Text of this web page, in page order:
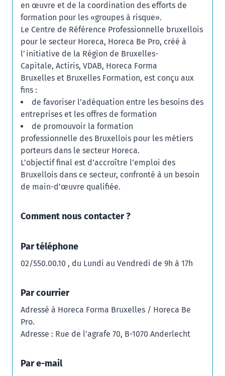
en œuvre et de la coordination des efforts de
formation pour les «groupes à risque».
Le Centre de Référence Professionnelle bruxellois
pour le secteur Horeca, Horeca Be Pro, créé à
l’initiative de la Région de Bruxelles-
Capitale, Actiris, VDAB, Horeca Forma
Bruxelles et Bruxelles Formation, est conçu aux
fins :
de favoriser l’adéquation entre les besoins des
entreprises et les offres de formation
de promouvoir la formation
professionnelle des Bruxellois pour les métiers
porteurs dans le secteur Horeca.
L’objectif final est d’accroître l’emploi des
Bruxellois dans ce secteur, confronté à un besoin
de main-d’œuvre qualifiée.
Comment nous contacter ?
Par téléphone
02/550.00.10 , du Lundi au Vendredi de 9h à 17h
Par courrier
Adressé à Horeca Forma Bruxelles / Horeca Be
Pro.
Adresse : Rue de l’agrafe 70, B-1070 Anderlecht
Par e-mail